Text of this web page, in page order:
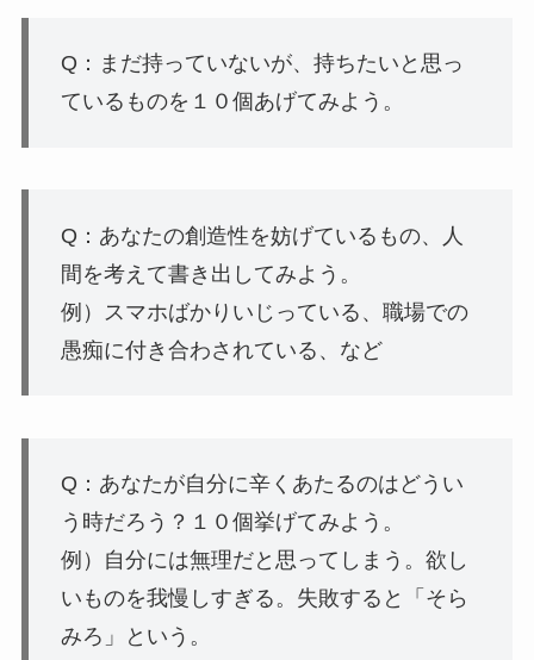
Q：まだ持っていないが、持ちたいと思っ
ているものを１０個あげてみよう。
Q：あなたの創造性を妨げているもの、人
間を考えて書き出してみよう。
例）スマホばかりいじっている、職場での
愚痴に付き合わされている、など
Q：あなたが自分に辛くあたるのはどうい
う時だろう？１０個挙げてみよう。
例）自分には無理だと思ってしまう。欲し
いものを我慢しすぎる。失敗すると「そら
みろ」という。